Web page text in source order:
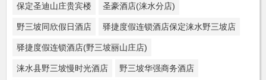
保定圣迪山庄贵宾楼 圣豪酒店(涞水分店)
野三坡同欣假日酒店 驿捷度假连锁酒店保定涞水野三坡店
驿捷度假连锁酒店(野三坡丽山庄店)
涞水县野三坡慢时光酒店 野三坡华强商务酒店